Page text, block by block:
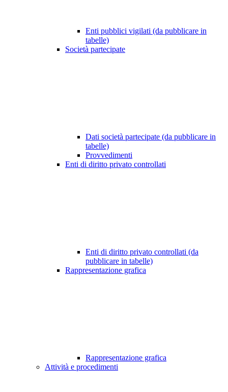
Enti pubblici vigilati (da pubblicare in
tabelle)
Società partecipate
Dati società partecipate (da pubblicare in
tabelle)
Provvedimenti
Enti di diritto privato controllati
Enti di diritto privato controllati (da
pubblicare in tabelle)
Rappresentazione grafica
Rappresentazione grafica
Attività e procedimenti